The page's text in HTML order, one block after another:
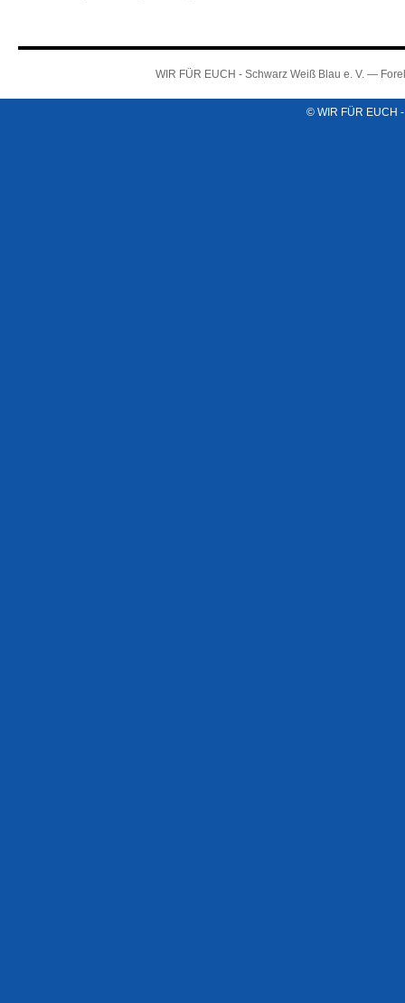
WIR FÜR EUCH - Schwarz Weiß Blau e. V. —
© WIR FÜR EUCH